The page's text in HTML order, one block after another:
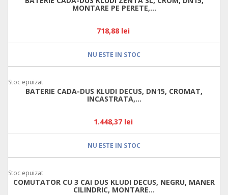
MONTARE PE PERETE,...
718,88 lei
NU ESTE IN STOC
Stoc epuizat
BATERIE CADA-DUS KLUDI DECUS, DN15, CROMAT,
INCASTRATA,...
1.448,37 lei
NU ESTE IN STOC
Stoc epuizat
COMUTATOR CU 3 CAI DUS KLUDI DECUS, NEGRU, MANER
CILINDRIC, MONTARE...